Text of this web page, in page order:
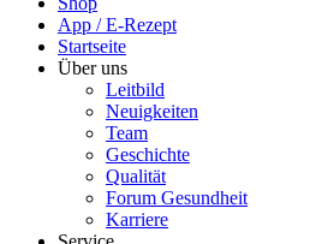
App / E-Rezept
Startseite
Über uns
Leitbild
Neuigkeiten
Team
Geschichte
Qualität
Forum Gesundheit
Karriere